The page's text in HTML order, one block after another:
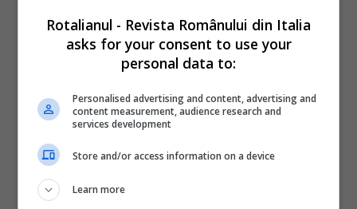
Rotalianul - Revista Românului din Italia
asks for your consent to use your
personal data to:
Personalised advertising and content, advertising and
content measurement, audience research and
services development
Store and/or access information on a device
Learn more